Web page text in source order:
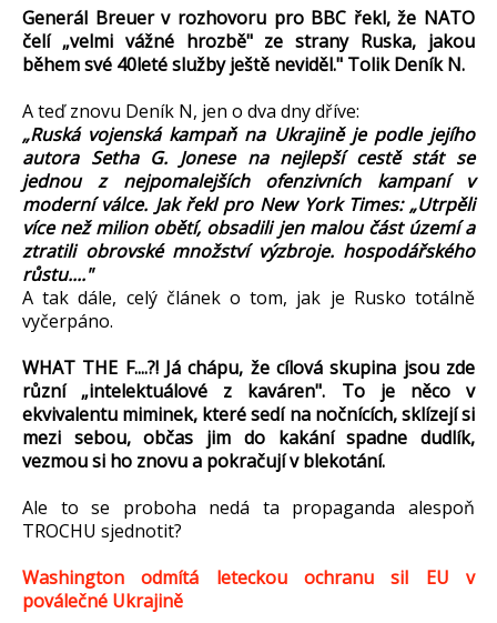
Generál Breuer v rozhovoru pro BBC řekl, že NATO
čelí „velmi vážné hrozbě" ze strany Ruska, jakou
během své 40leté služby ještě neviděl." Tolik Deník N.
A teď znovu Deník N, jen o dva dny dříve:
„Ruská vojenská kampaň na Ukrajině je podle jejího
autora Setha G. Jonese na nejlepší cestě stát se
jednou z nejpomalejších ofenzivních kampaní v
moderní válce. Jak řekl pro New York Times: „Utrpěli
více než milion obětí, obsadili jen malou část území a
ztratili obrovské množství výzbroje. hospodářského
růstu...."
A tak dále, celý článek o tom, jak je Rusko totálně
vyčerpáno.
WHAT THE F....?! Já chápu, že cílová skupina jsou zde
různí „intelektuálové z kaváren". To je něco v
ekvivalentu miminek, které sedí na nočnících, sklízejí si
mezi sebou, občas jim do kakání spadne dudlík,
vezmou si ho znovu a pokračují v blekotání.
Ale to se proboha nedá ta propaganda alespoň
TROCHU sjednotit?
Washington odmítá leteckou ochranu sil EU v
poválečné Ukrajině